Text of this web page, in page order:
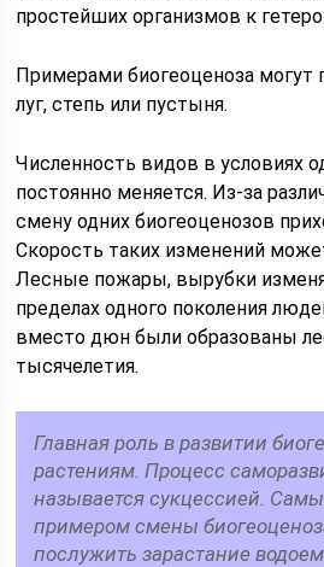
простейших организмов к
Примерами биогеоценоза могут
луг, степь или пустыня.
Численность видов в условиях
постоянно меняется. Из-за
смену одних биогеоценозов
Скорость таких изменений
Лесные пожары, вырубки
пределах одного поколения
вместо дюн были образованы
тысячелетия.
Главная роль в развитии
растениям. Процесс
называется сукцессией.
примером смены
послужить зарастание